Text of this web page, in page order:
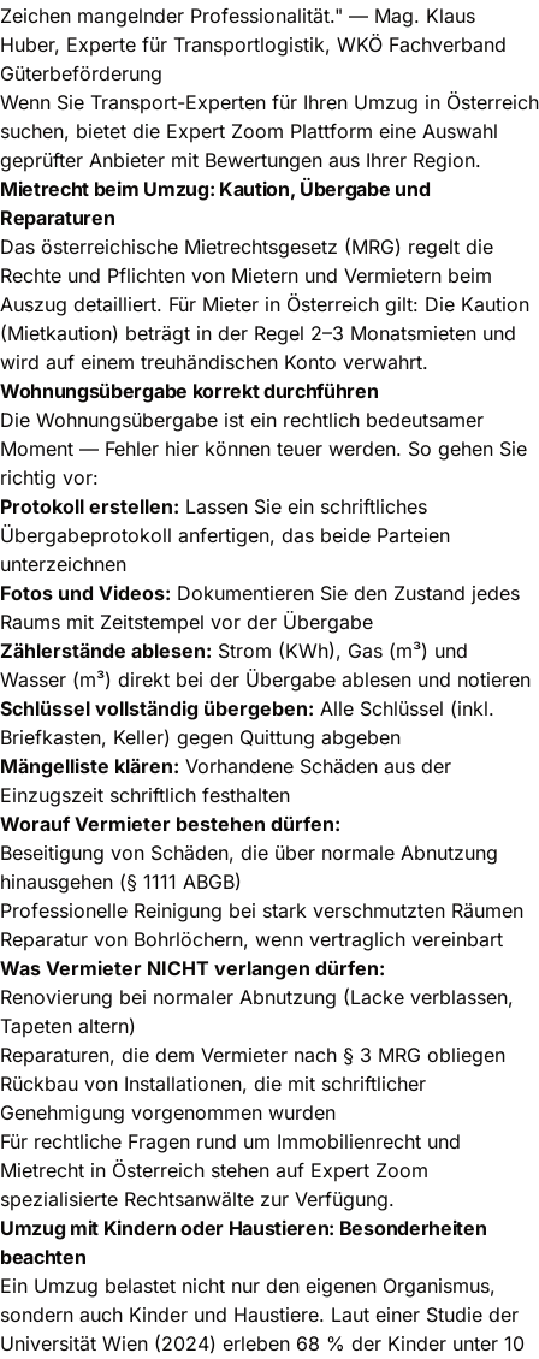
Zeichen mangelnder Professionalität." — Mag. Klaus
Huber, Experte für Transportlogistik, WKÖ Fachverband
Güterbeförderung
Wenn Sie Transport-Experten für Ihren Umzug in Österreich
suchen, bietet die Expert Zoom Plattform eine Auswahl
geprüfter Anbieter mit Bewertungen aus Ihrer Region.
Mietrecht beim Umzug: Kaution, Übergabe und
Reparaturen
Das österreichische Mietrechtsgesetz (MRG) regelt die
Rechte und Pflichten von Mietern und Vermietern beim
Auszug detailliert. Für Mieter in Österreich gilt: Die Kaution
(Mietkaution) beträgt in der Regel 2–3 Monatsmieten und
wird auf einem treuhändischen Konto verwahrt.
Wohnungsübergabe korrekt durchführen
Die Wohnungsübergabe ist ein rechtlich bedeutsamer
Moment — Fehler hier können teuer werden. So gehen Sie
richtig vor:
Protokoll erstellen: Lassen Sie ein schriftliches
Übergabeprotokoll anfertigen, das beide Parteien
unterzeichnen
Fotos und Videos: Dokumentieren Sie den Zustand jedes
Raums mit Zeitstempel vor der Übergabe
Zählerstände ablesen: Strom (KWh), Gas (m³) und
Wasser (m³) direkt bei der Übergabe ablesen und notieren
Schlüssel vollständig übergeben: Alle Schlüssel (inkl.
Briefkasten, Keller) gegen Quittung abgeben
Mängelliste klären: Vorhandene Schäden aus der
Einzugszeit schriftlich festhalten
Worauf Vermieter bestehen dürfen:
Beseitigung von Schäden, die über normale Abnutzung
hinausgehen (§ 1111 ABGB)
Professionelle Reinigung bei stark verschmutzten Räumen
Reparatur von Bohrlöchern, wenn vertraglich vereinbart
Was Vermieter NICHT verlangen dürfen:
Renovierung bei normaler Abnutzung (Lacke verblassen,
Tapeten altern)
Reparaturen, die dem Vermieter nach § 3 MRG obliegen
Rückbau von Installationen, die mit schriftlicher
Genehmigung vorgenommen wurden
Für rechtliche Fragen rund um Immobilienrecht und
Mietrecht in Österreich stehen auf Expert Zoom
spezialisierte Rechtsanwälte zur Verfügung.
Umzug mit Kindern oder Haustieren: Besonderheiten
beachten
Ein Umzug belastet nicht nur den eigenen Organismus,
sondern auch Kinder und Haustiere. Laut einer Studie der
Universität Wien (2024) erleben 68 % der Kinder unter 10